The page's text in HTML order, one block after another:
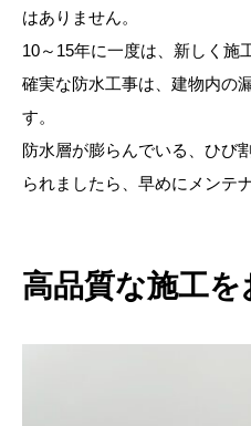
はありません。
10～15年に一度は、新しく施
確実な防水工事は、建物内の
す。
防水層が膨らんでいる、ひび
られましたら、早めにメンテ
高品質な施工を